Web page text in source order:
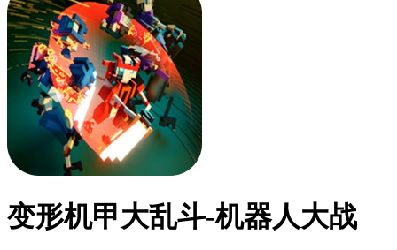
变形机甲大乱斗-机器人大战